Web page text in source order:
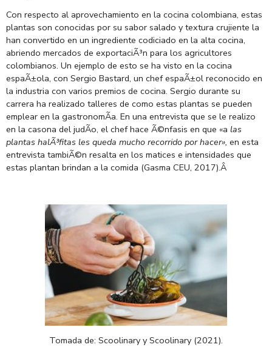
Con respecto al aprovechamiento en la cocina colombiana, estas
plantas son conocidas por su sabor salado y textura crujiente la
han convertido en un ingrediente codiciado en la alta cocina,
abriendo mercados de exportaciÃ³n para los agricultores
colombianos. Un ejemplo de esto se ha visto en la cocina
espaÃ±ola, con Sergio Bastard, un chef espaÃ±ol reconocido en
la industria con varios premios de cocina. Sergio durante su
carrera ha realizado talleres de como estas plantas se pueden
emplear en la gastronomÃ­a. En una entrevista que se le realizo
en la casona del judÃ­o, el chef hace Ã©nfasis en que «a las
plantas halÃ³fitas les queda mucho recorrido por hacer», en esta
entrevista tambiÃ©n resalta en los matices e intensidades que
estas plantan brindan a la comida (Gasma CEU, 2017).Â
Tomada de: Scoolinary y Scoolinary (2021).